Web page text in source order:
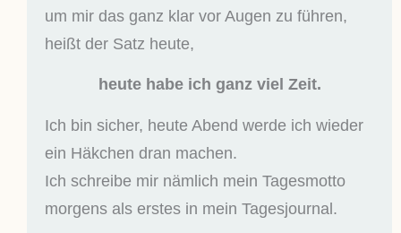
um mir das ganz klar vor Augen zu führen,
heißt der Satz heute,
heute habe ich ganz viel Zeit.
Ich bin sicher, heute Abend werde ich wieder
ein Häkchen dran machen.
Ich schreibe mir nämlich mein Tagesmotto
morgens als erstes in mein Tagesjournal.